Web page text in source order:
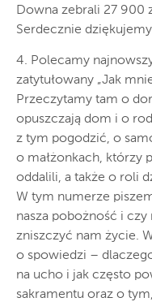
Downa zebrali 27 900
Serdecznie
4. Polecamy
zatytułowany „Jak
Przeczytamy tam o
opuszczają dom i o
z tym pogodzić, o
o małżonkach, którzy
oddalili, a także o roli
W tym numerze
nasza pobożność i
zniszczyć nam życie.
o spowiedzi –
na ucho i jak często
sakramentu oraz o